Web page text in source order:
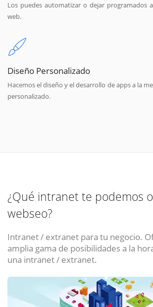
Los puedes automatizar o dejar programados
web.
Diseño Personalizado
Hacemos el diseño y el desarrollo de apps a la
personalizado.
¿Qué intranet te podemos
webseo?
Intranet / extranet para tu negocio.
amplia gama de posibilidades a la
una intranet / extranet.